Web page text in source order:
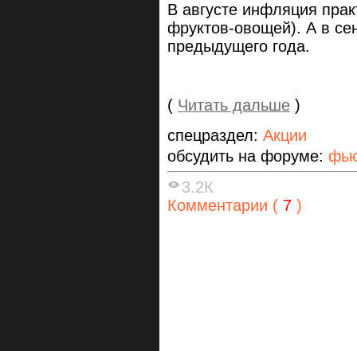
В августе инфляция
фруктов-овощей). А в
предыдущего года.
( Читать дальше )
спецраздел: Акции
обсудить на форуме:
3.2К
Комментарии ( 7 )